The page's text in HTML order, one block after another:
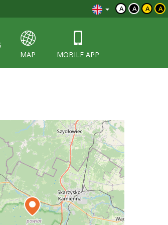
A A A A
MAP
MOBILE APP